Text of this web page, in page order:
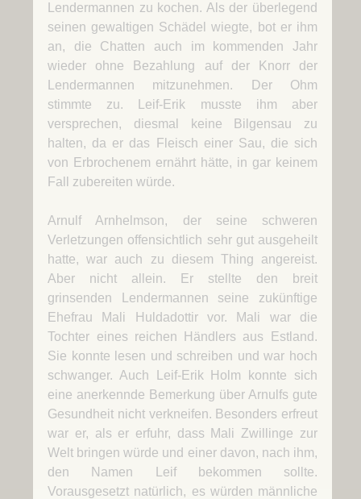
Lendermannen zu kochen. Als der überlegend
seinen gewaltigen Schädel wiegte, bot er ihm
an, die Chatten auch im kommenden Jahr
wieder ohne Bezahlung auf der Knorr der
Lendermannen mitzunehmen. Der Ohm
stimmte zu. Leif-Erik musste ihm aber
versprechen, diesmal keine Bilgensau zu
halten, da er das Fleisch einer Sau, die sich
von Erbrochenem ernährt hätte, in gar keinem
Fall zubereiten würde.
Arnulf Arnhelmson, der seine schweren
Verletzungen offensichtlich sehr gut ausgeheilt
hatte, war auch zu diesem Thing angereist.
Aber nicht allein. Er stellte den breit
grinsenden Lendermannen seine zukünftige
Ehefrau Mali Huldadottir vor. Mali war die
Tochter eines reichen Händlers aus Estland.
Sie konnte lesen und schreiben und war hoch
schwanger. Auch Leif-Erik Holm konnte sich
eine anerkennde Bemerkung über Arnulfs gute
Gesundheit nicht verkneifen. Besonders erfreut
war er, als er erfuhr, dass Mali Zwillinge zur
Welt bringen würde und einer davon, nach ihm,
den Namen Leif bekommen sollte.
Vorausgesetzt natürlich, es würden männliche